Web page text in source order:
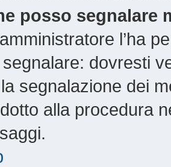
posso segnalare
l’ha
dovresti
segnalazione dei
alla procedura